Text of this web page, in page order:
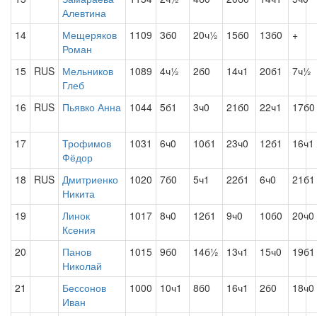
Алевтина
14
Мещеряков
Роман
1109 3б0 20ч½ 15б0 13б0 +
15 RUS Мельников
Глеб
1089 4ч½ 2б0 14ч1 20б1 7ч½
16 RUS Пьявко Анна 1044 5б1 3ч0 21б0 22ч1 17б0
17
Трофимов
Фёдор
1031 6ч0 10б1 23ч0 12б1 16ч1
18 RUS Дмитриенко
Никита
1020 7б0 5ч1 22б1 6ч0 21б1
19
Линок
Ксения
1017 8ч0 12б1 9ч0 10б0 20ч0
20
Панов
Николай
1015 9б0 14б½ 13ч1 15ч0 19б1
21
Бессонов
Иван
1000 10ч1 8б0 16ч1 2б0 18ч0